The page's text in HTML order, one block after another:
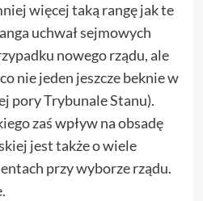
więcej taką rangę jak te
uchwał sejmowych
nowego rządu, ale
nie jeden jeszcze beknie w
pory Trybunale Stanu).
zaś wpływ na obsadę
jest także o wiele
przy wyborze rządu.